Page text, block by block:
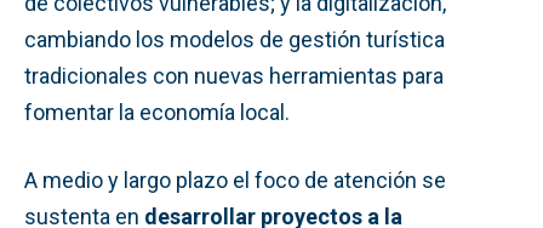
cambiando los modelos de gestión turística
tradicionales con nuevas herramientas para
fomentar la economía local.
A medio y largo plazo el foco de atención se
sustenta en desarrollar proyectos a la